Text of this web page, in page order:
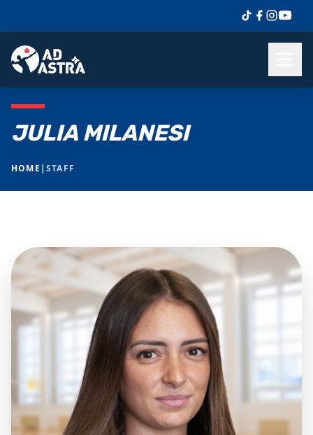
JULIA MILANESI
HOME |STAFF